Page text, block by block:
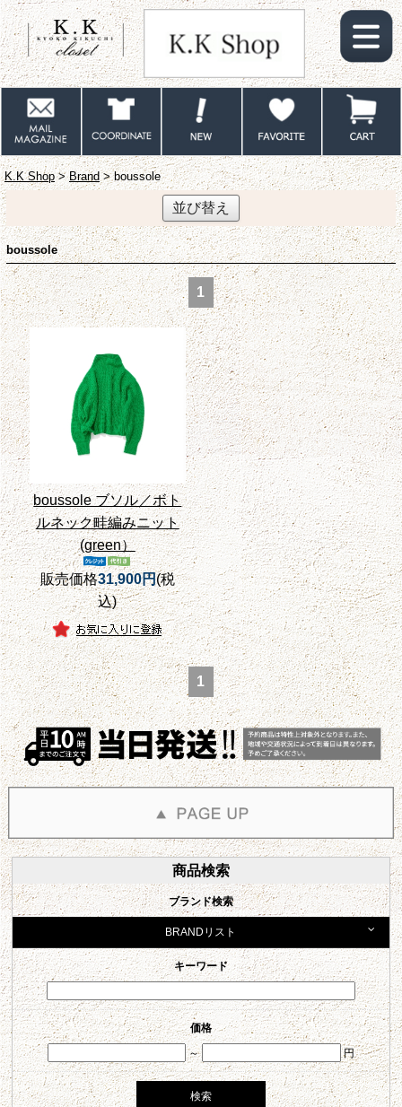
K.K Shop>Brand> boussole
並び替え
boussole
1
boussole ブソル／ボト
ルネック畦編みニット
(green）
販売価格31,900円(税
込)
1
商品検索
ブランド検索
BRANDリスト
キーワード
価格
～
円